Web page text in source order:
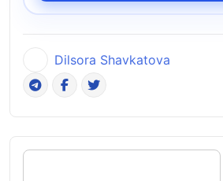
Dilsora Shavkatova